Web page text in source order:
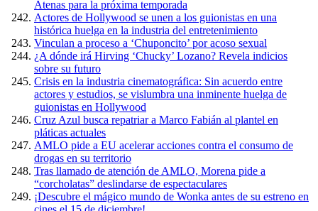
Atenas para la próxima temporada
Actores de Hollywood se unen a los guionistas en una
histórica huelga en la industria del entretenimiento
Vinculan a proceso a ‘Chuponcito’ por acoso sexual
¿A dónde irá Hirving ‘Chucky’ Lozano? Revela indicios
sobre su futuro
Crisis en la industria cinematográfica: Sin acuerdo entre
actores y estudios, se vislumbra una inminente huelga de
guionistas en Hollywood
Cruz Azul busca repatriar a Marco Fabián al plantel en
pláticas actuales
AMLO pide a EU acelerar acciones contra el consumo de
drogas en su territorio
Tras llamado de atención de AMLO, Morena pide a
“corcholatas” deslindarse de espectaculares
¡Descubre el mágico mundo de Wonka antes de su estreno en